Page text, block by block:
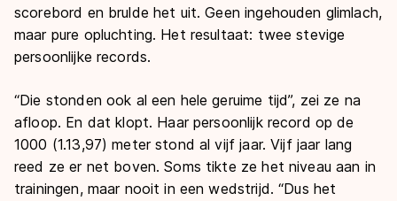
scorebord en brulde het uit. Geen ingehouden glimlach,
maar pure opluchting. Het resultaat: twee stevige
persoonlijke records.
“Die stonden ook al een hele geruime tijd”, zei ze na
afloop. En dat klopt. Haar persoonlijk record op de
1000 (1.13,97) meter stond al vijf jaar. Vijf jaar lang
reed ze er net boven. Soms tikte ze het niveau aan in
trainingen, maar nooit in een wedstrijd. “Dus het